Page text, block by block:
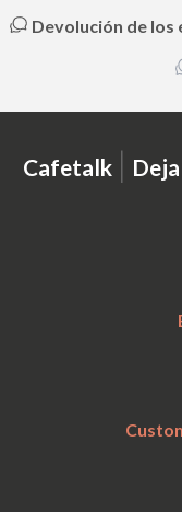
Devolución de los
Cafetalk |